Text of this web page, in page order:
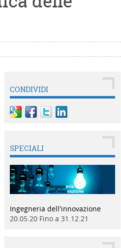
CONDIVIDI
SPECIALI
Ingegneria dell'innovazione
20.05.20 Fino a 31.12.21